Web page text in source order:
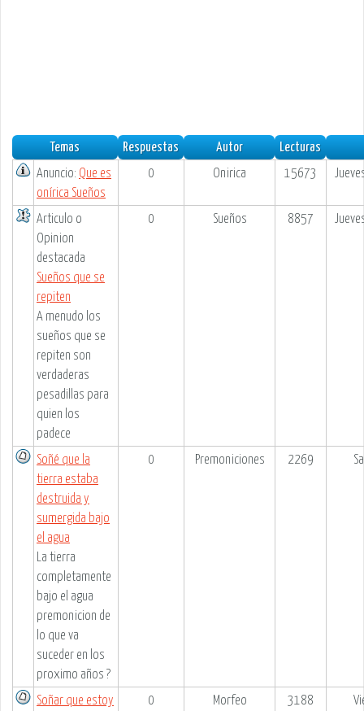
Temas Respuestas Autor
Lecturas
Anuncio: Que es
onírica Sueños
0 Onirica 15673
Articulo o
Opinion
destacada
Sueños que se
repiten
A menudo los
sueños que se
repiten son
verdaderas
pesadillas para
quien los
padece
0 Sueños 8857
Soñé que la
tierra estaba
destruida y
sumergida bajo
el agua
La tierra
completamente
bajo el agua
premonicion de
lo que va
suceder en los
proximo años ?
0 Premoniciones 2269
Soñar que estoy
0 Morfeo 3188